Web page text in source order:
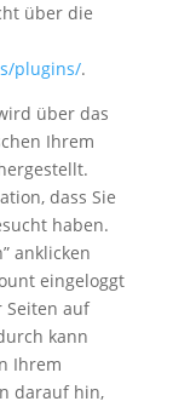
über die
plugins/.
über das
Ihrem
dass Sie
haben.
anklicken
eingeloggt
Seiten auf
kann
Ihrem
darauf hin,